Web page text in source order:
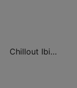
Chillout Ibiza FM